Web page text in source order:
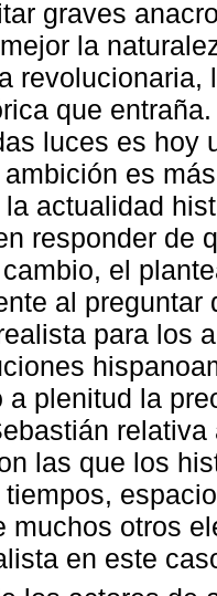
graves
la
que
luces es hoy
es
actualidad
responder de
el
al
para los
a plenitud la
las que los
muchos otros
en este